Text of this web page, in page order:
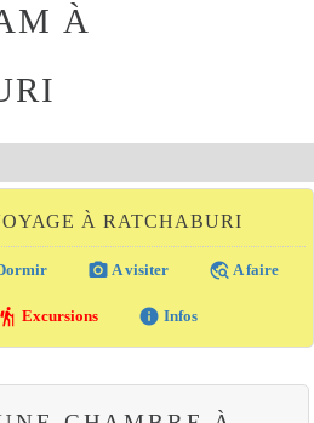
À
À RATCHABURI
photo_camera A visiter travel_explore A faire
hiking Excursions info Infos